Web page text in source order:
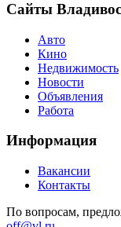
Сайты
Авто
Кино
Недвижимость
Новости
Объявления
Работа
Информация
Вакансии
Контакты
По вопросам,